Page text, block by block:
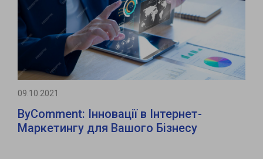
09.10.2021
ByComment: Інновації в Інтернет-
Маркетингу для Вашого Бізнесу